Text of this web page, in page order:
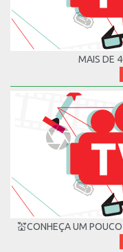
MAIS DE
💒CONHEÇA UM